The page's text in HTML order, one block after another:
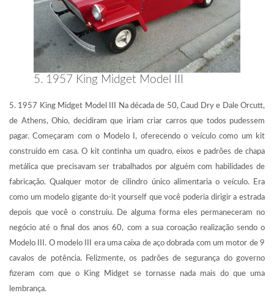
5. 1957 King Midget Model III
5. 1957 King Midget Model III Na década de 50, Caud Dry e Dale Orcutt,
de Athens, Ohio, decidiram que iriam criar carros que todos pudessem
pagar. Começaram com o Modelo I, oferecendo o veículo como um kit
construído em casa. O kit continha um quadro, eixos e padrões de chapa
metálica que precisavam ser trabalhados por alguém com habilidades de
fabricação. Qualquer motor de cilindro único alimentaria o veículo. Era
como um modelo gigante do-it yourself que você poderia dirigir a estrada
depois que você o construiu. De alguma forma eles permaneceram no
negócio até o final dos anos 60, com a sua coroação realização sendo o
Modelo III. O modelo III era uma caixa de aço dobrada com um motor de 9
cavalos de potência. Felizmente, os padrões de segurança do governo
fizeram com que o King Midget se tornasse nada mais do que uma
lembrança.